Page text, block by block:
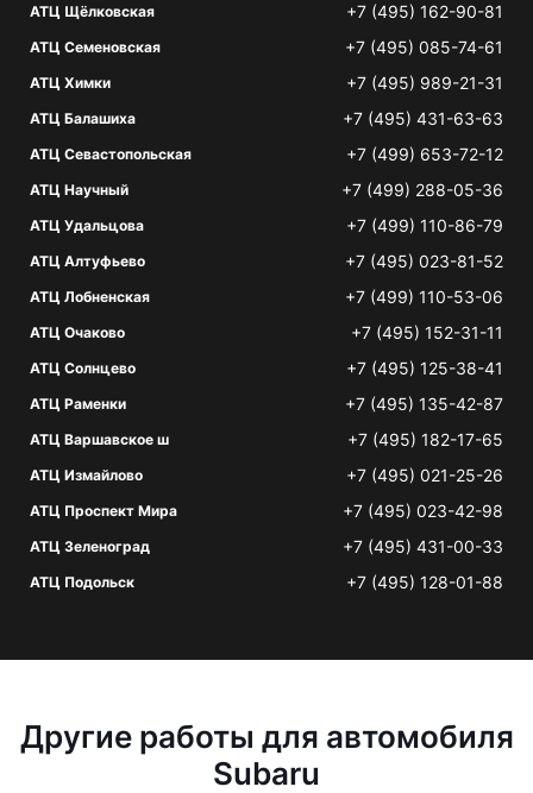
АТЦ Щёлковская +7 (495) 162-90-81
АТЦ Семеновская +7 (495) 085-74-61
АТЦ Химки +7 (495) 989-21-31
АТЦ Балашиха +7 (495) 431-63-63
АТЦ Севастопольская +7 (499) 653-72-12
АТЦ Научный +7 (499) 288-05-36
АТЦ Удальцова +7 (499) 110-86-79
АТЦ Алтуфьево +7 (495) 023-81-52
АТЦ Лобненская +7 (499) 110-53-06
АТЦ Очаково +7 (495) 152-31-11
АТЦ Солнцево +7 (495) 125-38-41
АТЦ Раменки +7 (495) 135-42-87
АТЦ Варшавское ш +7 (495) 182-17-65
АТЦ Измайлово +7 (495) 021-25-26
АТЦ Проспект Мира +7 (495) 023-42-98
АТЦ Зеленоград +7 (495) 431-00-33
АТЦ Подольск +7 (495) 128-01-88
Другие работы для автомобиля
Subaru